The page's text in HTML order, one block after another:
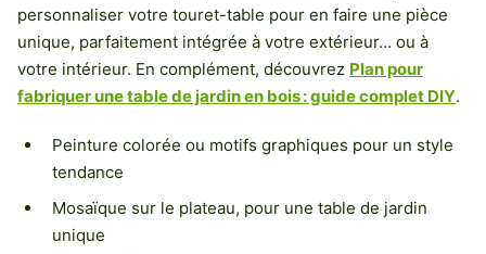
personnaliser votre touret-table pour en faire une pièce
unique, parfaitement intégrée à votre extérieur… ou à
votre intérieur. En complément, découvrez Plan pour
fabriquer une table de jardin en bois : guide complet DIY.
Peinture colorée ou motifs graphiques pour un style
tendance
Mosaïque sur le plateau, pour une table de jardin
unique